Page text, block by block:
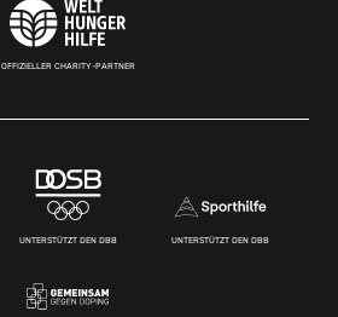
OFFIZIELLER CHARITY-PARTNER
UNTERSTÜTZT DEN DBB UNTERSTÜTZT DEN DBB